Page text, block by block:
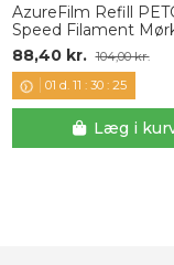
AzureFilm Refill
Speed Filament
88,40 kr. 104,00 kr.
01 d. 11 : 30: 24
Læg i